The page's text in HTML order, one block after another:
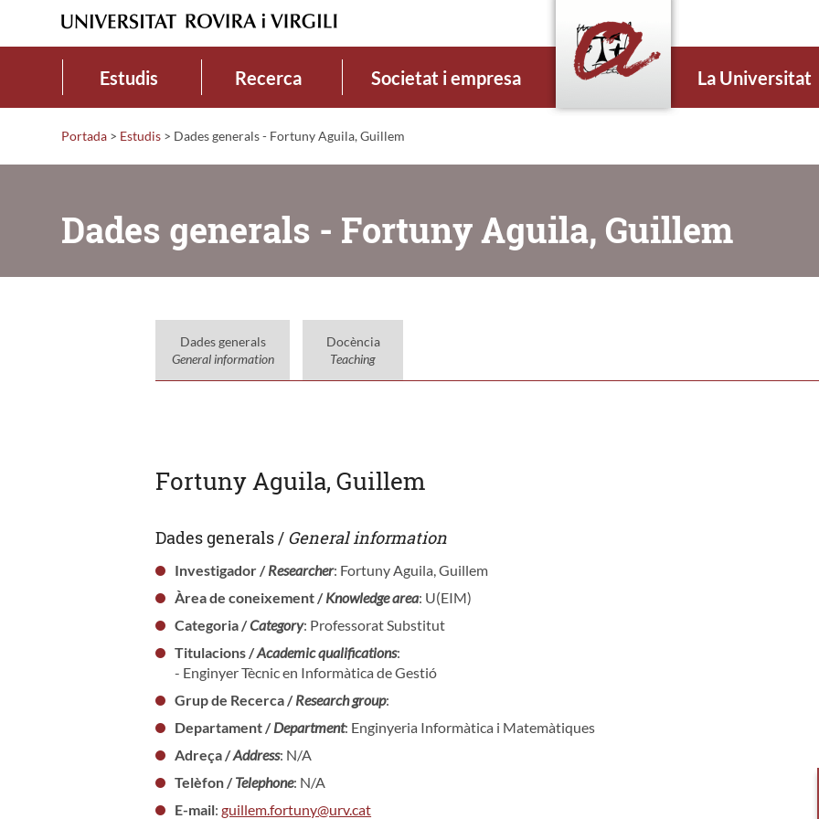
Estudis Recerca Societat i empresa La Universitat
Portada > Estudis > Dades generals - Fortuny Aguila, Guillem
Dades generals - Fortuny Aguila, Guillem
Dades generals
General information
Docència
Teaching
Fortuny Aguila, Guillem
Dades generals / General information
Investigador /Researcher: Fortuny Aguila, Guillem
Àrea de coneixement /Knowledge area: U(EIM)
Categoria /Category: Professorat Substitut
Titulacions /Academic qualifications:
- Enginyer Tècnic en Informàtica de Gestió
Grup de Recerca /Research group:
Departament /Department: Enginyeria Informàtica i Matemàtiques
Adreça /Address: N/A
Telèfon /Telephone: N/A
E-mail:guillem.fortuny@urv.cat